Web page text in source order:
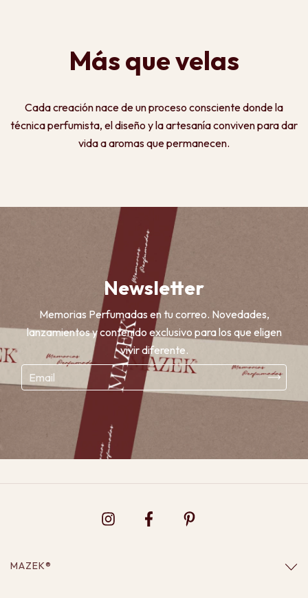
Más que velas
Cada creación nace de un proceso consciente donde la
técnica perfumista, el diseño y la artesanía conviven para dar
vida a aromas que permanecen.
Newsletter
Memorias Perfumadas en tu correo. Novedades,
lanzamientos y contenido exclusivo para los que eligen
vivir diferente.
MAZEK®